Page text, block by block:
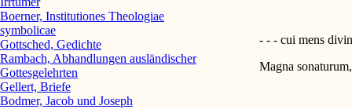
- - - cui mens
Magna sonaturum,
Boerner, Institutiones Theologiae
symbolicae
Gottsched, Gedichte
Rambach, Abhandlungen ausländischer
Gottesgelehrten
Gellert, Briefe
Bodmer, Jacob und Joseph